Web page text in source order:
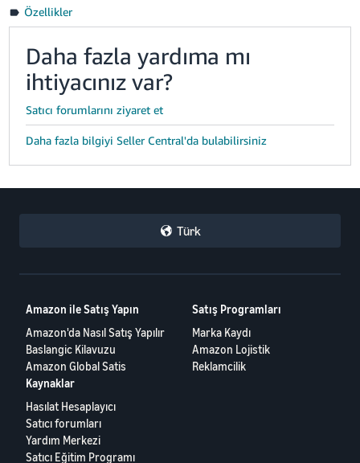
Özellikler
Daha fazla yardıma mı
ihtiyacınız var?
Satıcı forumlarını ziyaret et
Daha fazla bilgiyi Seller Central'da bulabilirsiniz
Türk
Amazon ile Satış Yapın
Amazon'da Nasıl Satış Yapılır
Baslangic Kilavuzu
Amazon Global Satis
Satış Programları
Marka Kaydı
Amazon Lojistik
Reklamcilik
Kaynaklar
Hasılat Hesaplayıcı
Satıcı forumları
Yardım Merkezi
Satıcı Eğitim Programı